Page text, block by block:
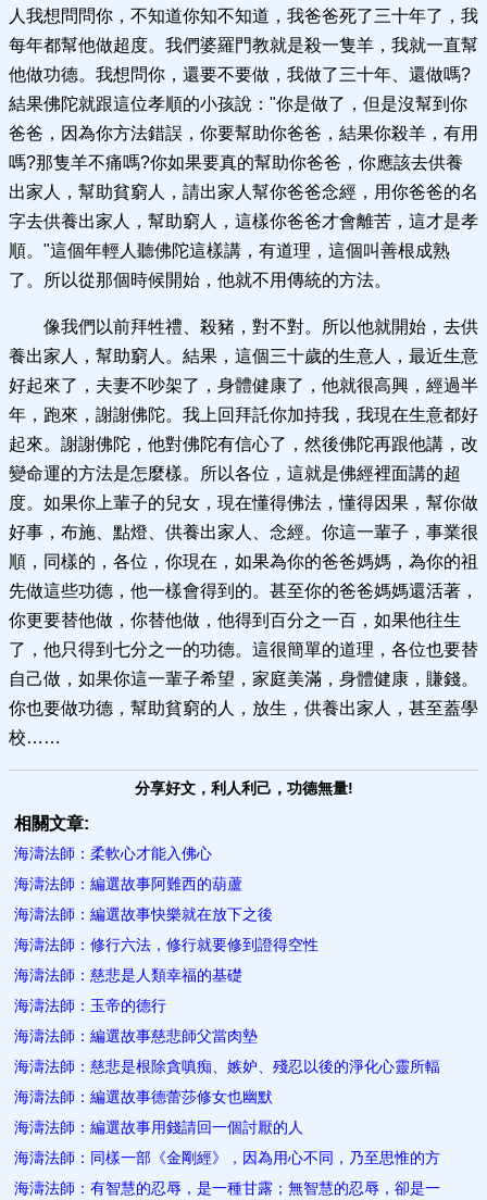
人我想問問你，不知道你知不知道，我爸爸死了三十年了，我
每年都幫他做超度。我們婆羅門教就是殺一隻羊，我就一直幫
他做功德。我想問你，還要不要做，我做了三十年、還做嗎?
結果佛陀就跟這位孝順的小孩說："你是做了，但是沒幫到你
爸爸，因為你方法錯誤，你要幫助你爸爸，結果你殺羊，有用
嗎?那隻羊不痛嗎?你如果要真的幫助你爸爸，你應該去供養
出家人，幫助貧窮人，請出家人幫你爸爸念經，用你爸爸的名
字去供養出家人，幫助窮人，這樣你爸爸才會離苦，這才是孝
順。"這個年輕人聽佛陀這樣講，有道理，這個叫善根成熟
了。所以從那個時候開始，他就不用傳統的方法。
像我們以前拜牲禮、殺豬，對不對。所以他就開始，去供
養出家人，幫助窮人。結果，這個三十歲的生意人，最近生意
好起來了，夫妻不吵架了，身體健康了，他就很高興，經過半
年，跑來，謝謝佛陀。我上回拜託你加持我，我現在生意都好
起來。謝謝佛陀，他對佛陀有信心了，然後佛陀再跟他講，改
變命運的方法是怎麼樣。所以各位，這就是佛經裡面講的超
度。如果你上輩子的兒女，現在懂得佛法，懂得因果，幫你做
好事，布施、點燈、供養出家人、念經。你這一輩子，事業很
順，同樣的，各位，你現在，如果為你的爸爸媽媽，為你的祖
先做這些功德，他一樣會得到的。甚至你的爸爸媽媽還活著，
你更要替他做，你替他做，他得到百分之一百，如果他往生
了，他只得到七分之一的功德。這很簡單的道理，各位也要替
自己做，如果你這一輩子希望，家庭美滿，身體健康，賺錢。
你也要做功德，幫助貧窮的人，放生，供養出家人，甚至蓋學
校……
分享好文，利人利己，功德無量!
相關文章:
海濤法師：柔軟心才能入佛心
海濤法師：編選故事阿難西的葫蘆
海濤法師：編選故事快樂就在放下之後
海濤法師：修行六法，修行就要修到證得空性
海濤法師：慈悲是人類幸福的基礎
海濤法師：玉帝的德行
海濤法師：編選故事慈悲師父當肉墊
海濤法師：慈悲是根除貪嗔痴、嫉妒、殘忍以後的淨化心靈所輻
海濤法師：編選故事德蕾莎修女也幽默
海濤法師：編選故事用錢請回一個討厭的人
海濤法師：同樣一部《金剛經》，因為用心不同，乃至思惟的方
海濤法師：有智慧的忍辱，是一種甘露；無智慧的忍辱，卻是一